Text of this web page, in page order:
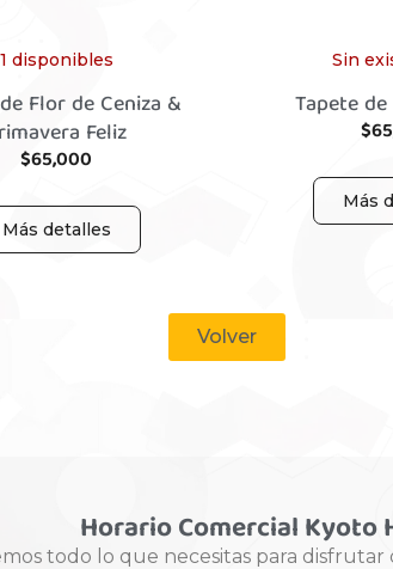
1 disponibles
Flor de Ceniza &
Feliz
$65,000
Más detalles
Sin
Tapete
$
Más
Volver
Horario Comercial Kyoto
todo lo que necesitas para